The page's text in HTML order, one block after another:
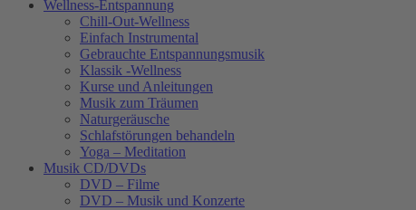
Wellness-Entspannung
Chill-Out-Wellness
Einfach Instrumental
Gebrauchte Entspannungsmusik
Klassik -Wellness
Kurse und Anleitungen
Musik zum Träumen
Naturgeräusche
Schlafstörungen behandeln
Yoga – Meditation
Musik CD/DVDs
DVD – Filme
DVD – Musik und Konzerte